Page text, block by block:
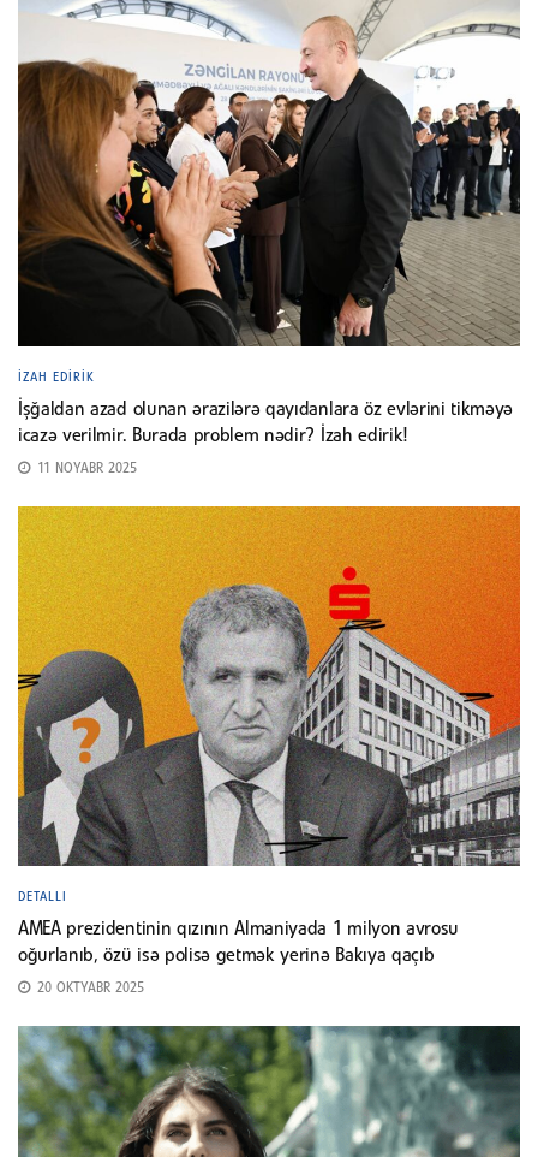
İZAH EDIRIK
İşğaldan azad olunan ərazilərə qayıdanlara öz evlərini tikməyə
icazə verilmir. Burada problem nədir? İzah edirik!
11 NOYABR 2025
DETALLI
AMEA prezidentinin qızının Almaniyada 1 milyon avrosu
oğurlanıb, özü isə polisə getmək yerinə Bakıya qaçıb
20 OKTYABR 2025